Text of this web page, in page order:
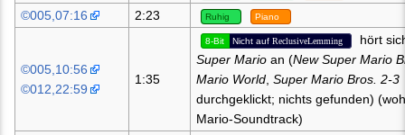
©005,07:16 2:23 Ruhig Piano
©005,10:56
©012,22:59
1:35
8-Bit Nicht auf ReclusiveLemming
hört
Super Marioan (New Super Mario
Mario World, Super Mario Bros. 2-3
durchgeklickt; nichts gefunden)
Mario-Soundtrack)